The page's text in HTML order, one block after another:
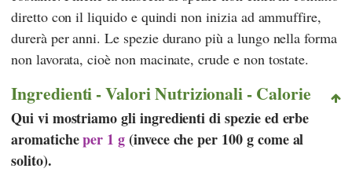
diretto con il liquido e quindi non inizia ad ammuffire,
durerà per anni. Le spezie durano più a lungo nella forma
non lavorata, cioè non macinate, crude e non tostate.
Ingredienti - Valori Nutrizionali - Calorie
Qui vi mostriamo gli ingredienti di spezie ed erbe
aromaticheper 1 g(invece che per 100 g come al
solito).